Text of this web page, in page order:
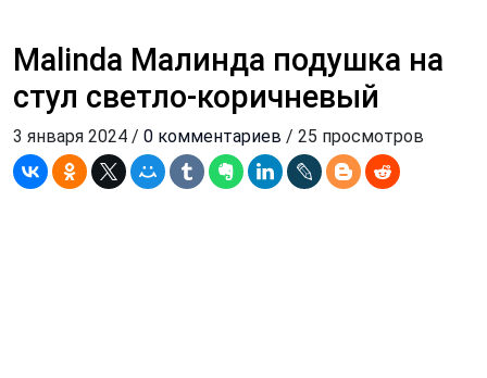
Malinda Малинда подушка на
стул светло-коричневый
3 января 2024 / 0 комментариев / 25 просмотров